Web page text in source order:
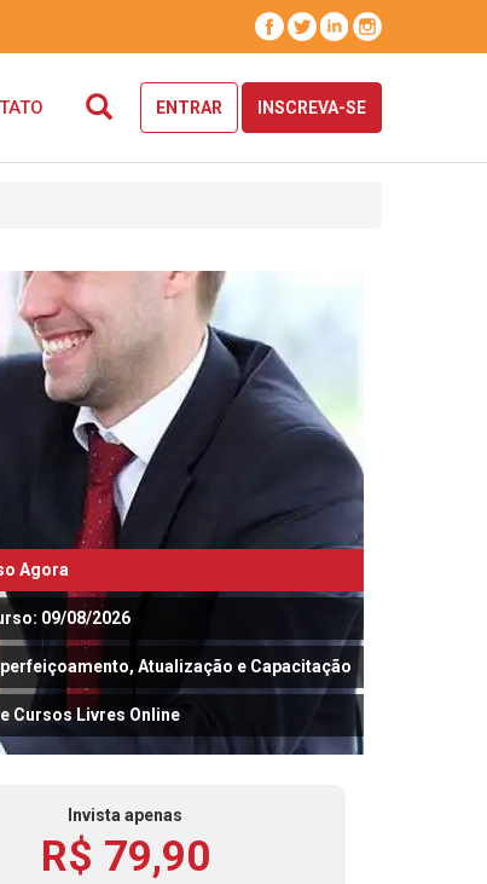
ENTRAR INSCREVA-SE
Agora
09/08/2026
Atualização e Capacitação
Cursos Livres Online
Invista apenas
R$ 79,90